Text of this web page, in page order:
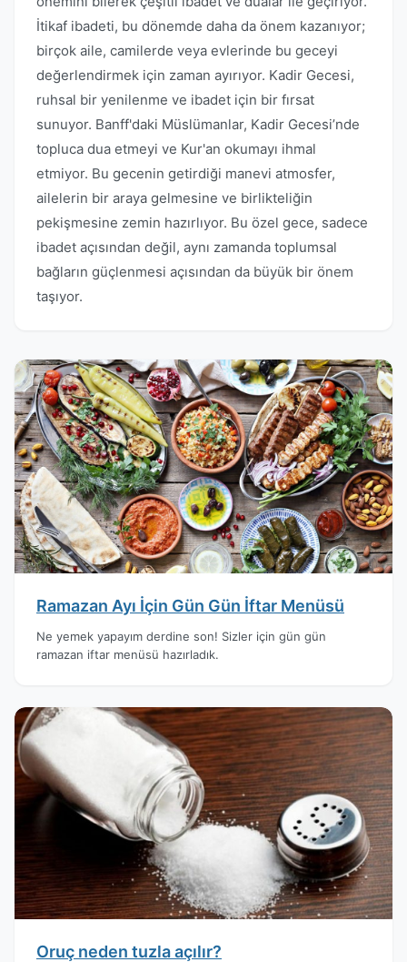
İtikaf ibadeti, bu dönemde daha da önem kazanıyor;
birçok aile, camilerde veya evlerinde bu geceyi
değerlendirmek için zaman ayırıyor. Kadir Gecesi,
ruhsal bir yenilenme ve ibadet için bir fırsat
sunuyor. Banff'daki Müslümanlar, Kadir Gecesi’nde
topluca dua etmeyi ve Kur'an okumayı ihmal
etmiyor. Bu gecenin getirdiği manevi atmosfer,
ailelerin bir araya gelmesine ve birlikteliğin
pekişmesine zemin hazırlıyor. Bu özel gece, sadece
ibadet açısından değil, aynı zamanda toplumsal
bağların güçlenmesi açısından da büyük bir önem
taşıyor.
Ramazan Ayı İçin Gün Gün İftar Menüsü
Ne yemek yapayım derdine son! Sizler için gün gün
ramazan iftar menüsü hazırladık.
Oruç neden tuzla açılır?